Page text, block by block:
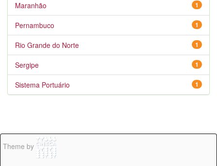
1
Maranhão
1
Pernambuco
1
Rio Grande do Norte
1
Sergipe
1
Sistema Portuário
Theme by